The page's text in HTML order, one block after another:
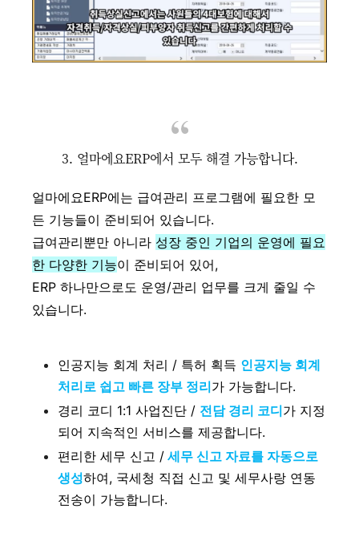
3. 얼마에요ERP에서 모두 해결 가능합니다.
얼마에요ERP에는 급여관리 프로그램에 필요한 모
든 기능들이 준비되어 있습니다.
급여관리뿐만 아니라 성장 중인 기업의 운영에 필요
한 다양한 기능이 준비되어 있어,
ERP 하나만으로도 운영/관리 업무를 크게 줄일 수
있습니다.
인공지능 회계 처리 / 특허 획득 인공지능 회계
처리로 쉽고 빠른 장부 정리가 가능합니다.
경리 코디 1:1 사업진단 / 전담 경리 코디가 지정
되어 지속적인 서비스를 제공합니다.
편리한 세무 신고 / 세무 신고 자료를 자동으로
생성하여, 국세청 직접 신고 및 세무사랑 연동
전송이 가능합니다.